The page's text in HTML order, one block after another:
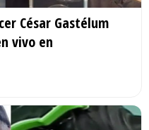
César Gastélum
vivo en